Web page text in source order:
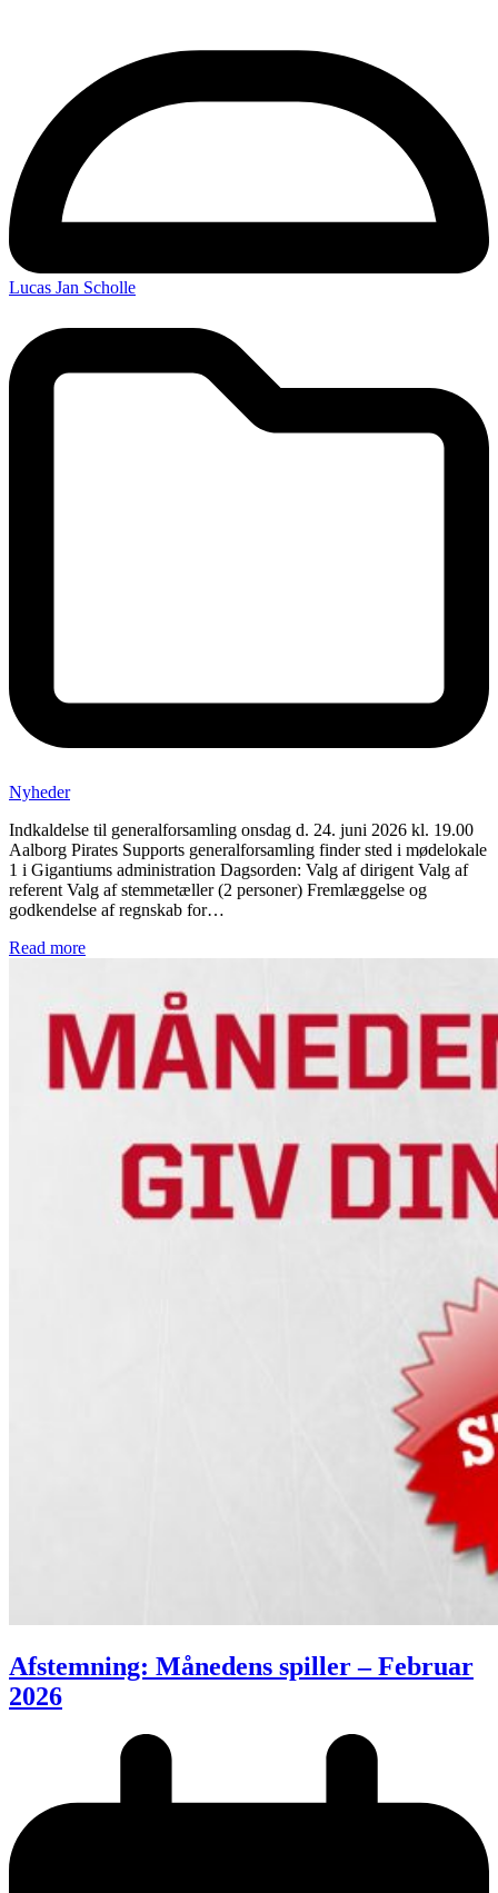
Lucas Jan Scholle
Nyheder
Indkaldelse til generalforsamling onsdag d. 24. juni 2026 kl. 19.00
Aalborg Pirates Supports generalforsamling finder sted i mødelokale
1 i Gigantiums administration Dagsorden: Valg af dirigent Valg af
referent Valg af stemmetæller (2 personer) Fremlæggelse og
godkendelse af regnskab for…
Read more
Afstemning: Månedens spiller – Februar
2026